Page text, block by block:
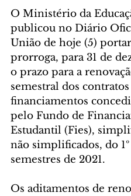
O Ministério da
publicou no Diário
União de hoje (5)
prorroga, para 31 de
o prazo para a
semestral dos contratos
financiamentos
pelo Fundo de
Estudantil (Fies),
não simplificados, do 1º
semestres de 2021.
Os aditamentos de